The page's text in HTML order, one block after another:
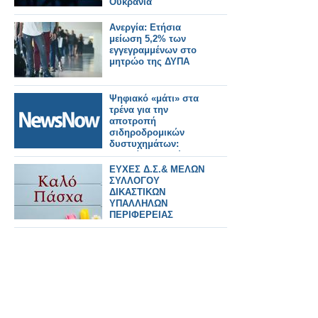
Ανεργία: Ετήσια
μείωση 5,2% των
εγγεγραμμένων στο
μητρώο της ΔΥΠΑ
Ψηφιακό «μάτι» στα
τρένα για την
αποτροπή
σιδηροδρομικών
δυστυχημάτων:
Εγκαθίσταται μέσα
στο επόμενο τρίμηνο
– Τι είναι το σύστημα
HEPOS
ΕΥΧΕΣ Δ.Σ.& ΜΕΛΩΝ
ΣΥΛΛΟΓΟΥ
ΔΙΚΑΣΤΙΚΩΝ
ΥΠΑΛΛΗΛΩΝ
ΠΕΡΙΦΕΡΕΙΑΣ
ΑΓΡΙΝΙΟΥ ΓΙΑ ΚΑΛH